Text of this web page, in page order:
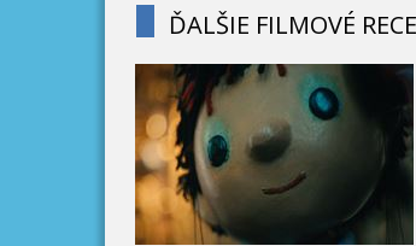
ĎALŠIE FILMOVÉ